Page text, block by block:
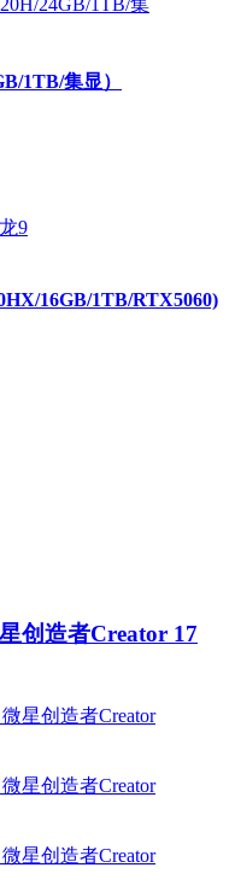
1TB/集显）
16GB/1TB/RTX5060)
创造者Creator 17